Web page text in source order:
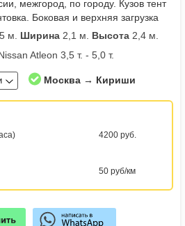
межгород, по городу. Кузов тент
Боковая и верхняя загрузка
м. Ширина 2,1 м. Высота 2,4 м.
Atleon 3,5 т. - 5,0 т.
Москва → Кириши
4200 руб.
50 руб/км